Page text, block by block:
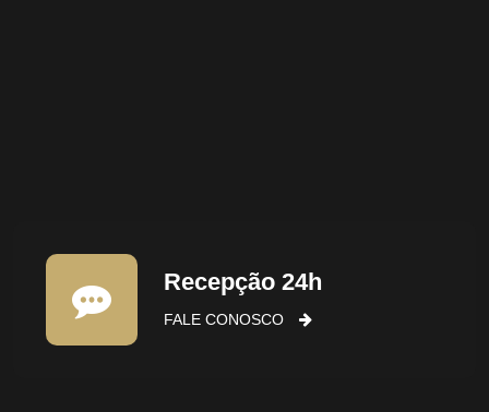
Recepção 24h
FALE CONOSCO